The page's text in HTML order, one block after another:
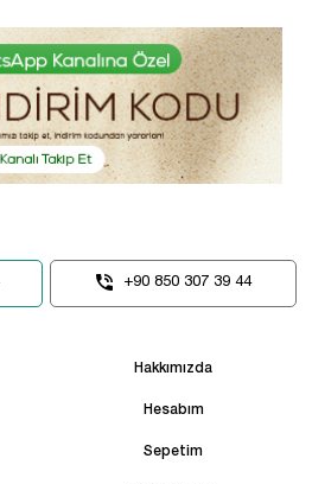
+90 850 307 39 44
Hakkımızda
Hesabım
Sepetim